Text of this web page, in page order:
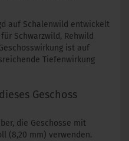
auf Schalenwild entwickelt
Schwarzwild, Rehwild
ist auf
Tiefenwirkung
Geschoss
die Geschosse mit
(8,20 mm) verwenden.